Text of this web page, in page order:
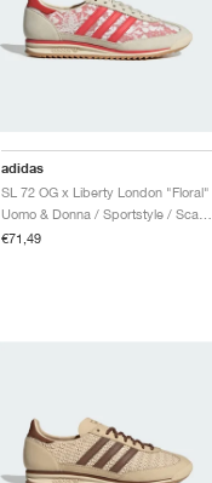
adidas
SL 72 OG x Liberty London "Floral"
€71,49